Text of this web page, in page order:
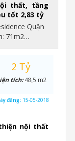
thất, tầng
tốt 2,83 tỷ
Quận
71m2…
nội thất
2 Tỷ
tích:48,5 m2
đăng: 15-05-2018